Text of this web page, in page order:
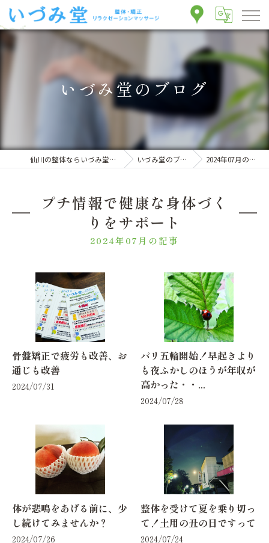
いづみ堂のブログ
仙川の整体ならいづみ堂整体院 いづみ堂のブログ 2024年07月の記事
プチ情報で健康な身体づく
りをサポート
2024年07月の記事
骨盤矯正で疲労も改善、お
通じも改善
2024/07/31
パリ五輪開始！早起きより
も夜ふかしのほうが年収が
高かった・・...
2024/07/28
体が悲鳴をあげる前に、少
し続けてみませんか？
2024/07/26
整体を受けて夏を乗り切っ
て！土用の丑の日ですって
2024/07/24